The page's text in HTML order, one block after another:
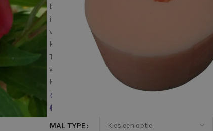
bedankjes graag met de hand maken.
ideaal als je grotere hoeveelheden wilt
verbruiken. Denk aan een bruiloft, een
kleine rozenknop past altijd.
Toch is het detailniveau indrukwekkend.
waardoor je eindresultaat er levensecht
kaars of chocolade.
€
MAL TYPE